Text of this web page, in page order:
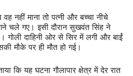
नहीं माना तो पत्नी और बच्चा नीचे
चले गए। इसी दौरान सुखवंत सिंह ने
गोली दाहिनी ओर से सिर में लगी और बाईं
मौके पर ही मौत हो गई।
कि यह घटना गौलापार क्षेत्र में देर रात